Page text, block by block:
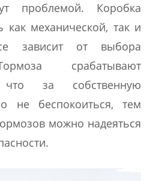
проблемой. Коробка
механической, так и
зависит от выбора
срабатывают
что за собственную
не беспокоиться, тем
можно надеяться